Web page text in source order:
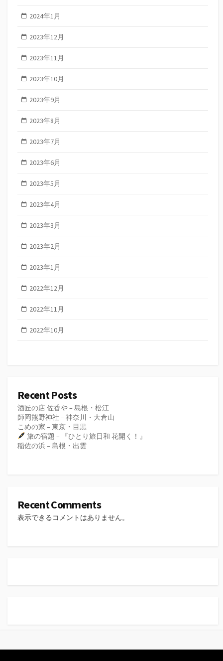
2024年1月
2023年12月
2023年11月
2023年10月
2023年9月
2023年8月
2023年7月
2023年6月
2023年5月
2023年4月
2023年3月
2023年2月
2023年1月
2022年12月
2022年11月
2022年10月
Recent Posts
酒匠の店 佐香や – 島根・松江
師岡熊野神社 – 神奈川・大倉山
こめの家 – 東京・目黒
旅の宿題 – 『ひとり旅日和 花開く！』
稲佐の浜 – 島根・出雲
Recent Comments
表示できるコメントはありません。